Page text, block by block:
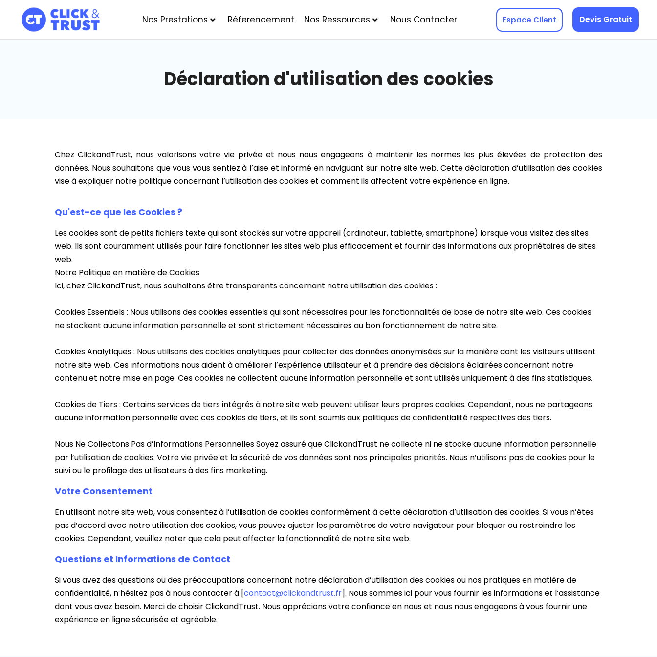
Nos Prestations Réferencement Nos Ressources Nous Contacter Espace Client Devis Gratuit
Déclaration d'utilisation des cookies
Chez ClickandTrust, nous valorisons votre vie privée et nous nous engageons à maintenir les normes les plus élevées de protection des
données. Nous souhaitons que vous vous sentiez à l’aise et informé en naviguant sur notre site web. Cette déclaration d’utilisation des cookies
vise à expliquer notre politique concernant l’utilisation des cookies et comment ils affectent votre expérience en ligne.
Qu'est-ce que les Cookies ?
Les cookies sont de petits fichiers texte qui sont stockés sur votre appareil (ordinateur, tablette, smartphone) lorsque vous visitez des sites
web. Ils sont couramment utilisés pour faire fonctionner les sites web plus efficacement et fournir des informations aux propriétaires de sites
web.
Notre Politique en matière de Cookies
Ici, chez ClickandTrust, nous souhaitons être transparents concernant notre utilisation des cookies :
Cookies Essentiels : Nous utilisons des cookies essentiels qui sont nécessaires pour les fonctionnalités de base de notre site web. Ces cookies
ne stockent aucune information personnelle et sont strictement nécessaires au bon fonctionnement de notre site.
Cookies Analytiques : Nous utilisons des cookies analytiques pour collecter des données anonymisées sur la manière dont les visiteurs utilisent
notre site web. Ces informations nous aident à améliorer l’expérience utilisateur et à prendre des décisions éclairées concernant notre
contenu et notre mise en page. Ces cookies ne collectent aucune information personnelle et sont utilisés uniquement à des fins statistiques.
Cookies de Tiers : Certains services de tiers intégrés à notre site web peuvent utiliser leurs propres cookies. Cependant, nous ne partageons
aucune information personnelle avec ces cookies de tiers, et ils sont soumis aux politiques de confidentialité respectives des tiers.
Nous Ne Collectons Pas d’Informations Personnelles Soyez assuré que ClickandTrust ne collecte ni ne stocke aucune information personnelle
par l’utilisation de cookies. Votre vie privée et la sécurité de vos données sont nos principales priorités. Nous n’utilisons pas de cookies pour le
suivi ou le profilage des utilisateurs à des fins marketing.
Votre Consentement
En utilisant notre site web, vous consentez à l’utilisation de cookies conformément à cette déclaration d’utilisation des cookies. Si vous n’êtes
pas d’accord avec notre utilisation des cookies, vous pouvez ajuster les paramètres de votre navigateur pour bloquer ou restreindre les
cookies. Cependant, veuillez noter que cela peut affecter la fonctionnalité de notre site web.
Questions et Informations de Contact
Si vous avez des questions ou des préoccupations concernant notre déclaration d’utilisation des cookies ou nos pratiques en matière de
confidentialité, n’hésitez pas à nous contacter à [contact@clickandtrust.fr]. Nous sommes ici pour vous fournir les informations et l’assistance
dont vous avez besoin. Merci de choisir ClickandTrust. Nous apprécions votre confiance en nous et nous nous engageons à vous fournir une
expérience en ligne sécurisée et agréable.